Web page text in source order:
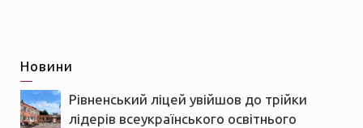
Новини
Рівненський ліцей увійшов до трійки
лідерів всеукраїнського освітнього